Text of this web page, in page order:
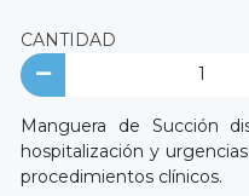
CANTIDAD
Manguera de Succión
hospitalización y
procedimientos clínicos.